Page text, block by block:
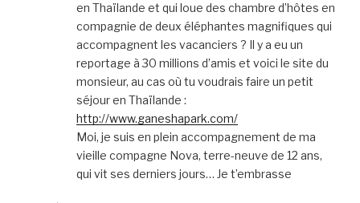
en Thaïlande et qui loue des chambre d’hôtes en
compagnie de deux éléphantes magnifiques qui
accompagnent les vacanciers ? Il y a eu un
reportage à 30 millions d’amis et voici le site du
monsieur, au cas où tu voudrais faire un petit
séjour en Thaïlande :
http://www.ganeshapark.com/
Moi, je suis en plein accompagnement de ma
vieille compagne Nova, terre-neuve de 12 ans,
qui vit ses derniers jours… Je t’embrasse